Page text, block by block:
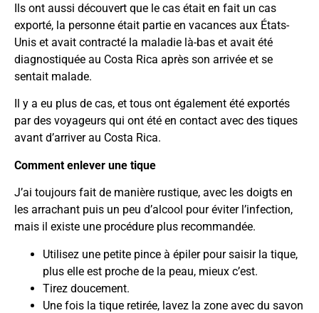
Ils ont aussi découvert que le cas était en fait un cas
exporté, la personne était partie en vacances aux États-
Unis et avait contracté la maladie là-bas et avait été
diagnostiquée au Costa Rica après son arrivée et se
sentait malade.
Il y a eu plus de cas, et tous ont également été exportés
par des voyageurs qui ont été en contact avec des tiques
avant d’arriver au Costa Rica.
Comment enlever une tique
J’ai toujours fait de manière rustique, avec les doigts en
les arrachant puis un peu d’alcool pour éviter l’infection,
mais il existe une procédure plus recommandée.
Utilisez une petite pince à épiler pour saisir la tique,
plus elle est proche de la peau, mieux c’est.
Tirez doucement.
Une fois la tique retirée, lavez la zone avec du savon